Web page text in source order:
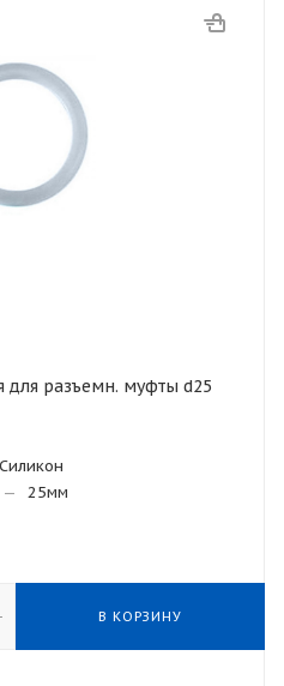
для разъемн. муфты d25
Силикон
— 25мм
В КОРЗИНУ